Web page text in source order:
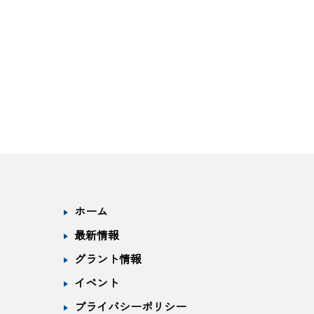
ホーム
最新情報
グラント情報
イベント
プライバシーポリシー